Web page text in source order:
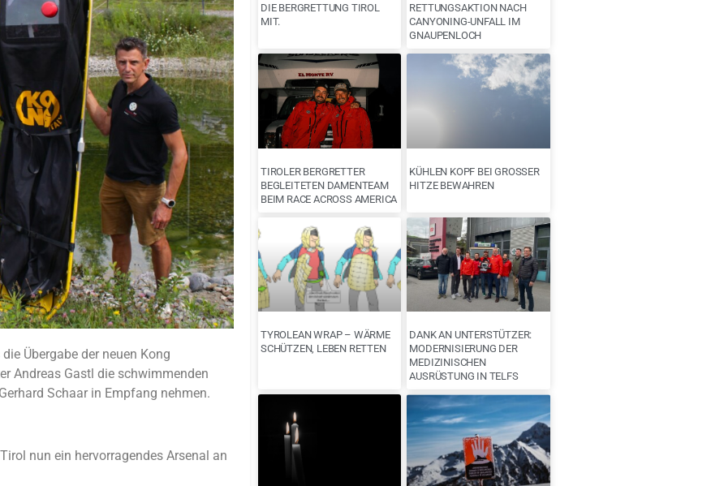
Übergabe der neuen Kong
Andreas Gastl die schwimmenden
Schaar in Empfang nehmen.
nun ein hervorragendes Arsenal an
DIE BERGRETTUNG TIROL
MIT.
RETTUNGSAKTION NACH
CANYONING-UNFALL IM
GNAUPENLOCH
TIROLER BERGRETTER
BEGLEITETEN DAMENTEAM
BEIM RACE ACROSS AMERICA
KÜHLEN KOPF BEI GROSSER H
ITZE BEWAHREN
TYROLEAN WRAP – WÄRME
SCHÜTZEN, LEBEN RETTEN
DANK AN UNTERSTÜTZER:
MODERNISIERUNG DER
MEDIZINISCHEN
AUSRÜSTUNG IN TELFS